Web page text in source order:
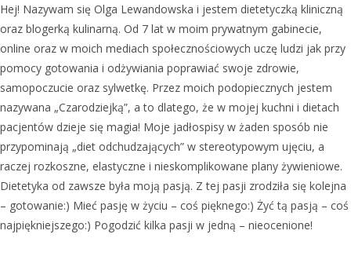
Hej! Nazywam się Olga Lewandowska i jestem dietetyczką kliniczną
oraz blogerką kulinarną. Od 7 lat w moim prywatnym gabinecie,
online oraz w moich mediach społecznościowych uczę ludzi jak przy
pomocy gotowania i odżywiania poprawiać swoje zdrowie,
samopoczucie oraz sylwetkę. Przez moich podopiecznych jestem
nazywana „Czarodziejką”, a to dlatego, że w mojej kuchni i dietach
pacjentów dzieje się magia! Moje jadłospisy w żaden sposób nie
przypominają „diet odchudzających” w stereotypowym ujęciu, a
raczej rozkoszne, elastyczne i nieskomplikowane plany żywieniowe.
Dietetyka od zawsze była moją pasją. Z tej pasji zrodziła się kolejna
– gotowanie:) Mieć pasję w życiu – coś pięknego:) Żyć tą pasją – coś
najpiękniejszego:) Pogodzić kilka pasji w jedną – nieocenione!